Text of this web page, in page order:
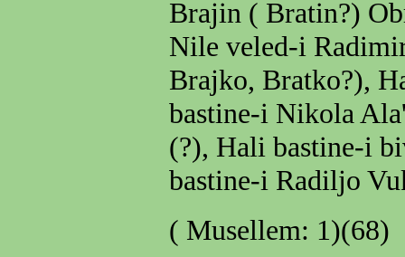
Brajin ( Bratin?)
Nile veled-i
Brajko, Bratko?),
bastine-i Nikola
(?), Hali bastine-i
bastine-i Radiljo
( Musellem: 1)(68)